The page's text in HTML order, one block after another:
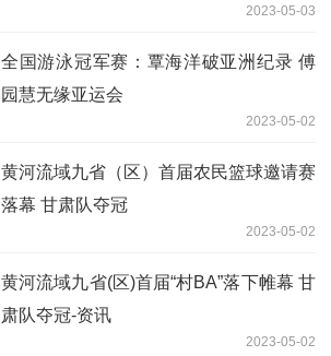
2023-05-03
全国游泳冠军赛：覃海洋破亚洲纪录 傅
园慧无缘亚运会
2023-05-02
黄河流域九省（区）首届农民篮球邀请赛
落幕 甘肃队夺冠
2023-05-02
黄河流域九省(区)首届“村BA”落下帷幕 甘
肃队夺冠-资讯
2023-05-02